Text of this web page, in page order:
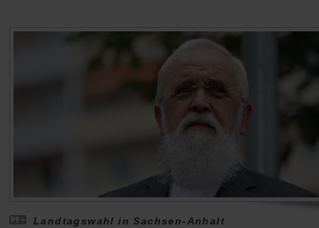
Landtagswahl in Sachsen-Anhalt